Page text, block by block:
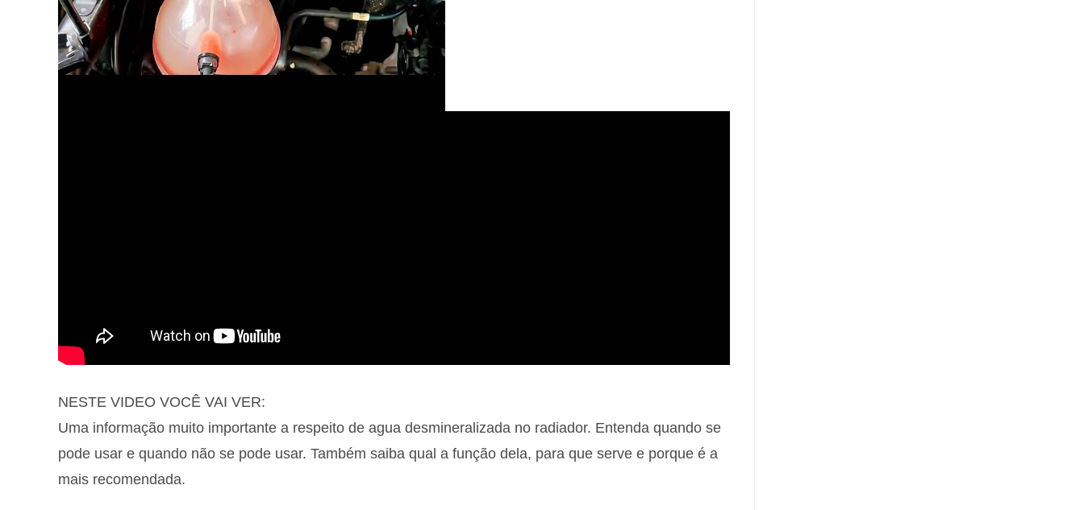
NESTE VIDEO VOCÊ VAI VER:
Uma informação muito importante a respeito de agua desmineralizada no radiador. Entenda quando se
pode usar e quando não se pode usar. Também saiba qual a função dela, para que serve e porque é a
mais recomendada.